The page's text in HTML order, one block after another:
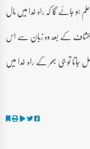
جائے گا کہ راہ خدا میں مال
کے بعد وہ زبان سے اس
تو جی بھر کے راہ خدا میں